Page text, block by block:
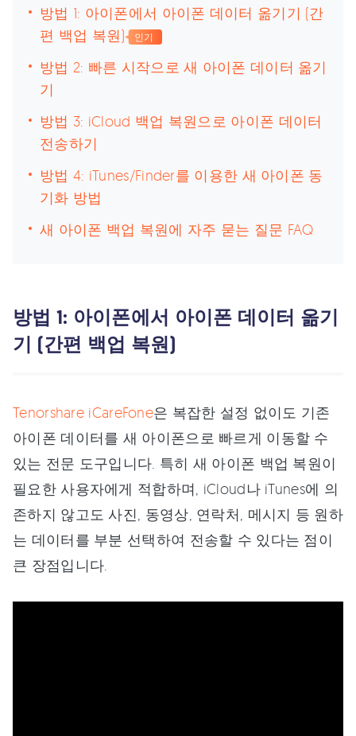
방법 1: 아이폰에서 아이폰 데이터 옮기기 (간
편 백업 복원)
인기
방법 2: 빠른 시작으로 새 아이폰 데이터 옮기
기
방법 3: iCloud 백업 복원으로 아이폰 데이터
전송하기
방법 4: iTunes/Finder를 이용한 새 아이폰 동
기화 방법
새 아이폰 백업 복원에 자주 묻는 질문 FAQ
방법 1: 아이폰에서 아이폰 데이터 옮기
기 (간편 백업 복원)
Tenorshare iCareFone은 복잡한 설정 없이도 기존
아이폰 데이터를 새 아이폰으로 빠르게 이동할 수
있는 전문 도구입니다. 특히 새 아이폰 백업 복원이
필요한 사용자에게 적합하며, iCloud나 iTunes에 의
존하지 않고도 사진, 동영상, 연락처, 메시지 등 원하
는 데이터를 부분 선택하여 전송할 수 있다는 점이
큰 장점입니다.